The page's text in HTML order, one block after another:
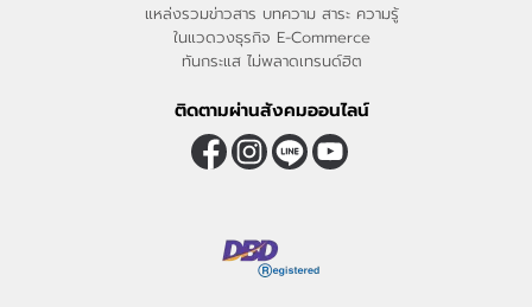
แหล่งรวมข่าวสาร บทความ สาระ ความรู้
ในแวดวงธุรกิจ E-Commerce
ทันกระแส ไม่พลาดเทรนด์ฮิต
ติดตามผ่านสังคมออนไลน์